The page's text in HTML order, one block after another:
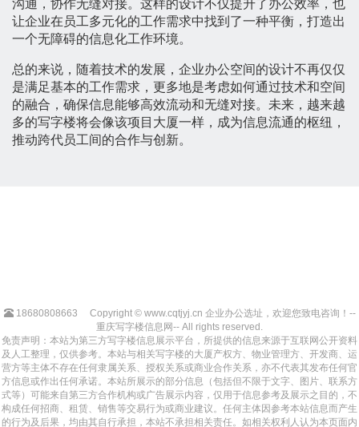
沟通，协作无缝对接。这样的设计不仅提升了办公效率，也
让企业在员工多元化的工作需求中找到了一种平衡，打造出
一个无障碍的信息化工作环境。
总的来说，随着技术的发展，企业办公空间的设计不再仅仅
是满足基本的工作需求，更多地是考虑如何通过技术和空间
的融合，确保信息能够高效流动和无缝对接。未来，越来越
多的写字楼将会像该项目大厦一样，成为信息流通的枢纽，
推动跨代员工间的合作与创新。
18680808663
Copyright © www.cqtjyj.cn 企业办公选址，欢迎您致电咨询！--
重庆写字楼信息网-- All rights reserved.
免责声明：本站为第三方写字楼信息展示平台，所提供的信息来源于互联网公开资料
及人工整理，仅供参考。本站与相关写字楼的大厦产权方、物业管理方、开发商、运
营方等主体不存在任何隶属关系、授权关系或商业合作关系，亦不代表其发布任何官
方信息或作出任何承诺。本站所展示的部分信息（包括但不限于文字、图片、联系方
式等）可能来自第三方合作机构或广告展示内容，仅用于信息参考及展示之目的，不
构成任何招商、租赁、销售等交易行为或商业建议。任何主体因参考本站信息而产生
的行为及后果，均由其自行承担，本站不承担相关责任。如相关权利人认为本页面内